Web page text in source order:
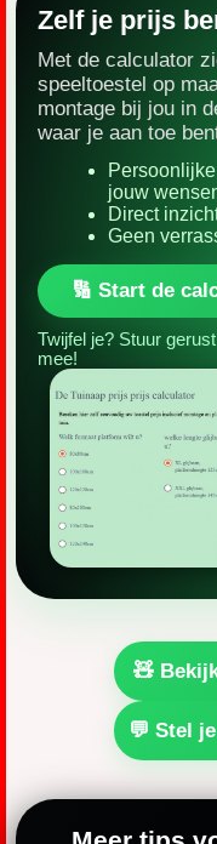
Zelf je prijs
Met de calculator
speeltoestel op
montage bij jou in
waar je aan toe
jouw
Direct
Geen
🔢 Start de
Twijfel je? Stuur
mee!
🧸
💬 Stel